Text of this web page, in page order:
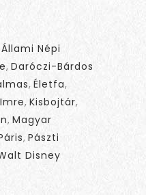
Népi
, Daróczi-Bárdos
, Életfa,
, Kisbojtár,
, Magyar
, Pászti
Disney